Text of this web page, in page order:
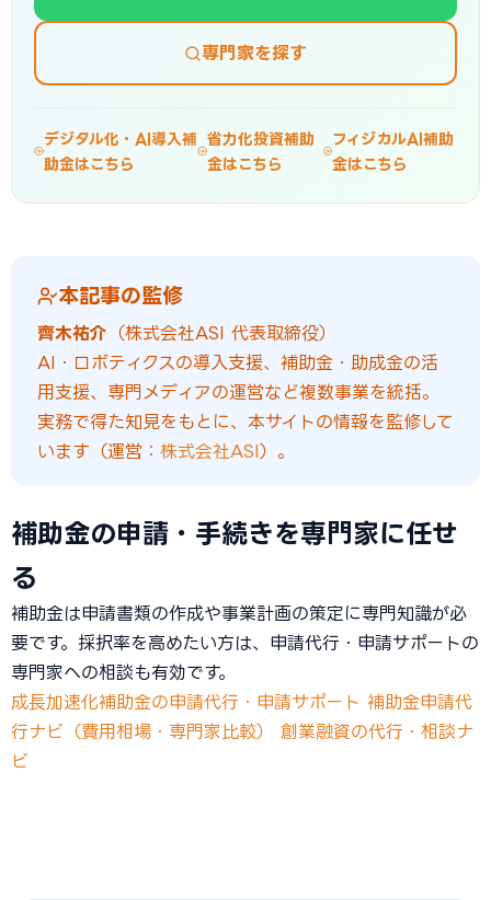
専門家を探す
デジタル化・AI導入補
助金はこちら
省力化投資補助
金はこちら
フィジカルAI補助
金はこちら
本記事の監修
齊木祐介 （株式会社ASI 代表取締役）
AI・ロボティクスの導入支援、補助金・助成金の活
用支援、専門メディアの運営など複数事業を統括。
実務で得た知見をもとに、本サイトの情報を監修して
います（運営： 株式会社ASI）。
補助金の申請・手続きを専門家に任せ
る
補助金は申請書類の作成や事業計画の策定に専門知識が必
要です。採択率を高めたい方は、申請代行・申請サポートの
専門家への相談も有効です。
成長加速化補助金の申請代行・申請サポート 補助金申請代
行ナビ（費用相場・専門家比較）
創業融資の代行・相談ナ
ビ